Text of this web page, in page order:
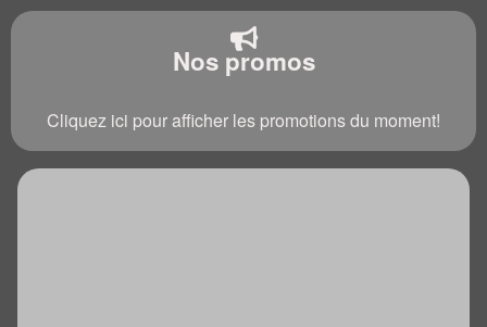
Nos promos
Cliquez ici pour afficher les promotions du moment!